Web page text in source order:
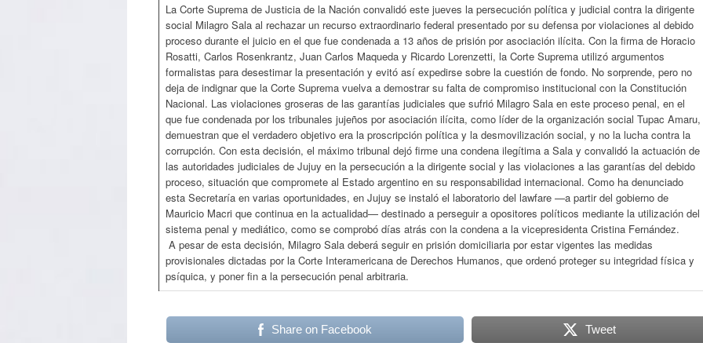
La Corte Suprema de Justicia de la Nación convalidó este jueves la persecución política y judicial contra la dirigente
social Milagro Sala al rechazar un recurso extraordinario federal presentado por su defensa por violaciones al debido
proceso durante el juicio en el que fue condenada a 13 años de prisión por asociación ilícita. Con la firma de Horacio
Rosatti, Carlos Rosenkrantz, Juan Carlos Maqueda y Ricardo Lorenzetti, la Corte Suprema utilizó argumentos
formalistas para desestimar la presentación y evitó así expedirse sobre la cuestión de fondo. No sorprende, pero no
deja de indignar que la Corte Suprema vuelva a demostrar su falta de compromiso institucional con la Constitución
Nacional. Las violaciones groseras de las garantías judiciales que sufrió Milagro Sala en este proceso penal, en el
que fue condenada por los tribunales jujeños por asociación ilícita, como líder de la organización social Tupac Amaru,
demuestran que el verdadero objetivo era la proscripción política y la desmovilización social, y no la lucha contra la
corrupción. Con esta decisión, el máximo tribunal dejó firme una condena ilegítima a Sala y convalidó la actuación de
las autoridades judiciales de Jujuy en la persecución a la dirigente social y las violaciones a las garantías del debido
proceso, situación que compromete al Estado argentino en su responsabilidad internacional. Como ha denunciado
esta Secretaría en varias oportunidades, en Jujuy se instaló el laboratorio del lawfare —a partir del gobierno de
Mauricio Macri que continua en la actualidad— destinado a perseguir a opositores políticos mediante la utilización del
sistema penal y mediático, como se comprobó días atrás con la condena a la vicepresidenta Cristina Fernández.
A pesar de esta decisión, Milagro Sala deberá seguir en prisión domiciliaria por estar vigentes las medidas
provisionales dictadas por la Corte Interamericana de Derechos Humanos, que ordenó proteger su integridad física y
psíquica, y poner fin a la persecución penal arbitraria.
Share on Facebook Tweet